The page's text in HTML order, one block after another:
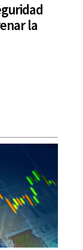
la